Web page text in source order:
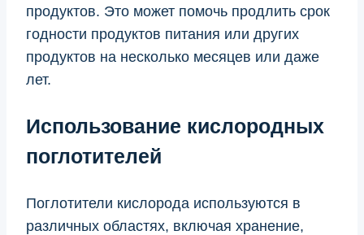
продуктов. Это может помочь продлить срок
годности продуктов питания или других
продуктов на несколько месяцев или даже
лет.
Использование кислородных
поглотителей
Поглотители кислорода используются в
различных областях, включая хранение,